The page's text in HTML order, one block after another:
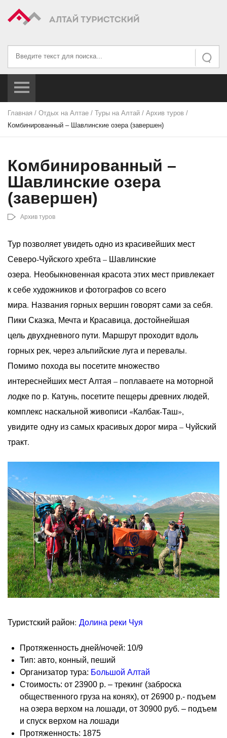
Искать
Искать...
Главная / Отдых на Алтае / Туры на Алтай / Архив туров /
Комбинированный – Шавлинские озера (завершен)
Комбинированный –
Шавлинские озера
(завершен)
Архив туров
Тур позволяет увидеть одно из красивейших мест
Северо-Чуйского хребта – Шавлинские
озера. Необыкновенная красота этих мест привлекает
к себе художников и фотографов со всего
мира. Названия горных вершин говорят сами за себя.
Пики Сказка, Мечта и Красавица, достойнейшая
цель двухдневного пути. Маршрут проходит вдоль
горных рек, через альпийские луга и перевалы.
Помимо похода вы посетите множество
интереснейших мест Алтая – поплаваете на моторной
лодке по р. Катунь, посетите пещеры древних людей,
комплекс наскальной живописи «Калбак-Таш»,
увидите одну из самых красивых дорог мира – Чуйский
тракт.
Туристский район: Долина реки Чуя
Протяженность дней/ночей: 10/9
Тип: авто, конный, пеший
Организатор тура: Большой Алтай
Стоимость: от 23900 р. – трекинг (заброска
общественного груза на конях), от 26900 р.- подъем
на озера верхом на лошади, от 30900 руб. – подъем
и спуск верхом на лошади
Протяженность: 1875